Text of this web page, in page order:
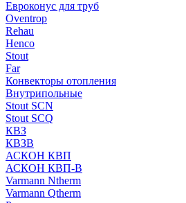
Евроконус для труб
Oventrop
Rehau
Henco
Stout
Far
Конвекторы отопления
Внутрипольные
Stout SCN
Stout SCQ
КВЗ
КВЗВ
АСКОН КВП
АСКОН КВП-В
Varmann Ntherm
Varmann Qtherm